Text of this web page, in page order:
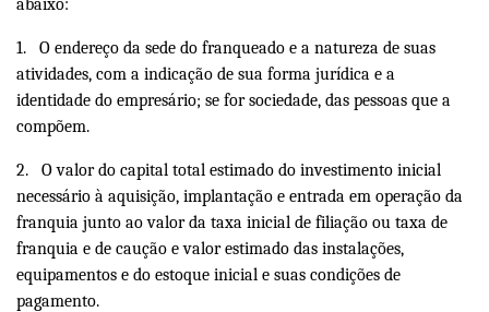
abaixo:
1.
O endereço da sede do franqueado e a natureza de suas
atividades, com a indicação de sua forma jurídica e a
identidade do empresário; se for sociedade, das pessoas que a
compõem.
2.
O valor do capital total estimado do investimento inicial
necessário à aquisição, implantação e entrada em operação da
franquia junto aovalor da taxa inicial de filiação ou taxa de
franquia e de caução e valor estimado das instalações,
equipamentos e do estoque inicial e suas condições de
pagamento.